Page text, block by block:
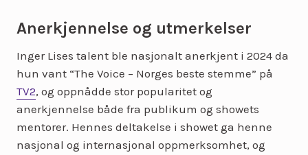
Anerkjennelse og utmerkelser
Inger Lises talent ble nasjonalt anerkjent i 2024 da
hun vant “The Voice – Norges beste stemme” på
TV2, og oppnådde stor popularitet og
anerkjennelse både fra publikum og showets
mentorer. Hennes deltakelse i showet ga henne
nasjonal og internasjonal oppmerksomhet, og